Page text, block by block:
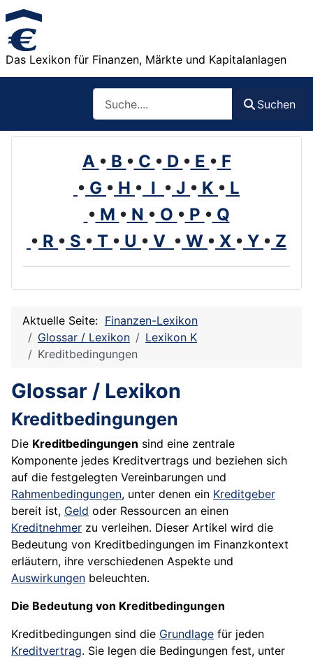
Das Lexikon für Finanzen, Märkte und Kapitalanlagen
Suchen
A • B • C • D • E • F
• G • H • I • J • K • L
• M • N • O • P • Q
• R • S • T • U • V • W • X • Y • Z
Aktuelle Seite: Finanzen-Lexikon
Glossar / Lexikon
Lexikon K
Kreditbedingungen
Glossar / Lexikon
Kreditbedingungen
Die Kreditbedingungen sind eine zentrale
Komponente jedes Kreditvertrags und beziehen sich
auf die festgelegten Vereinbarungen und
Rahmenbedingungen, unter denen ein Kreditgeber
bereit ist, Geld oder Ressourcen an einen
Kreditnehmer zu verleihen. Dieser Artikel wird die
Bedeutung von Kreditbedingungen im Finanzkontext
erläutern, ihre verschiedenen Aspekte und
Auswirkungen beleuchten.
Die Bedeutung von Kreditbedingungen
Kreditbedingungen sind die Grundlage für jeden
Kreditvertrag. Sie legen die Bedingungen fest, unter